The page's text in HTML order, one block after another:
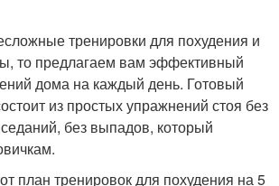
тренировки для похудения и
то предлагаем вам эффективный
дома на каждый день. Готовый
из простых упражнений стоя без
без выпадов, который
план тренировок для похудения на 5